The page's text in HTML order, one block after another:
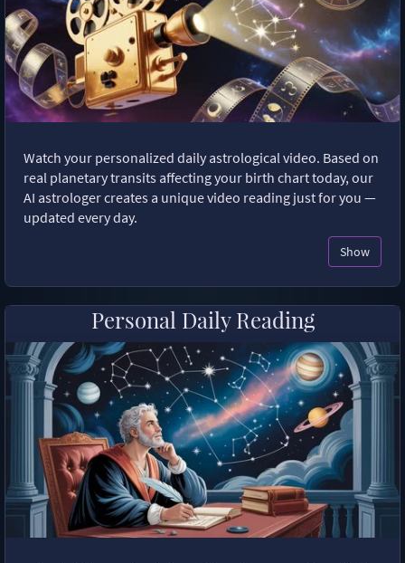
Watch your personalized daily astrological video. Based on
real planetary transits affecting your birth chart today, our
AI astrologer creates a unique video reading just for you —
updated every day.
Show
Personal Daily Reading